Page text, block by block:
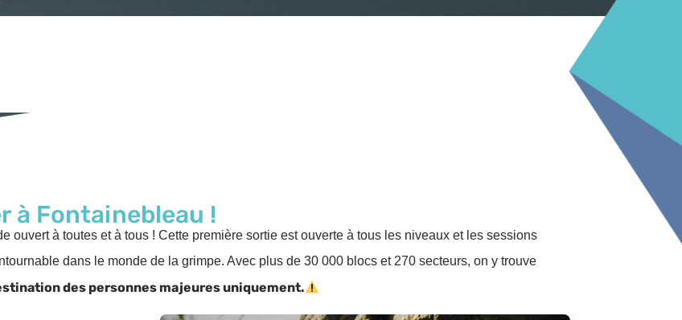
à Fontainebleau !
ouvert à toutes et à tous ! Cette première sortie est ouverte à tous les niveaux et les sessions
dans le monde de la grimpe. Avec plus de 30 000 blocs et 270 secteurs, on y trouve
des personnes majeures uniquement.